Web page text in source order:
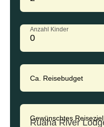
Anzahl Kinder
0
Ca. Reisebudget
Gewünschtes Reiseziel